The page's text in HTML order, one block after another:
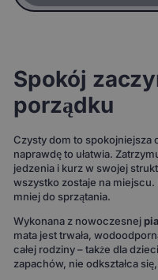
Spokój
porządku
Czysty dom to spokojniejsza
naprawdę to ułatwia.
jedzenia i kurz w swojej
wszystko zostaje na miejscu.
mniej do sprzątania.
Wykonana z nowoczesnej
mata jest trwała,
całej rodziny – także dla
zapachów, nie odkształca